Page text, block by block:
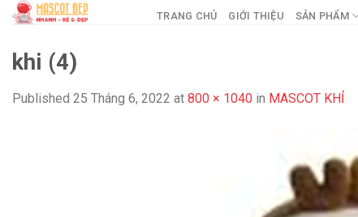
Skip
content
TRANG CHỦ GIỚI THIỆU SẢN PHẨM
khi (4)
Published 25 Tháng 6, 2022 at 800 × 1040 in MASCOT KHỈ